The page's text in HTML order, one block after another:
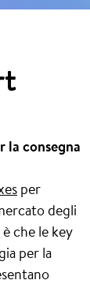
la consegna
per
degli
che le key
per la